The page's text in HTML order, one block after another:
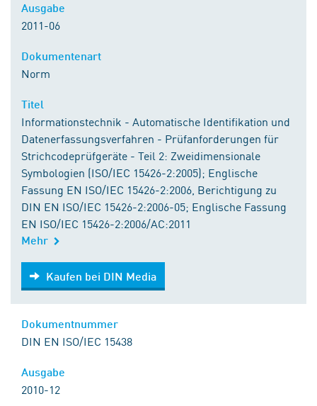
2011-06
Norm
Informationstechnik - Automatische Identifikation und
Datenerfassungsverfahren - Prüfanforderungen für
Strichcodeprüfgeräte - Teil 2: Zweidimensionale
Symbologien (ISO/IEC 15426-2:2005); Englische
Fassung EN ISO/IEC 15426-2:2006, Berichtigung zu
DIN EN ISO/IEC 15426-2:2006-05; Englische Fassung
EN ISO/IEC 15426-2:2006/AC:2011
Mehr
Kaufen bei DIN Media
Kaufen bei DIN Media
DIN EN ISO/IEC 15438
2010-12